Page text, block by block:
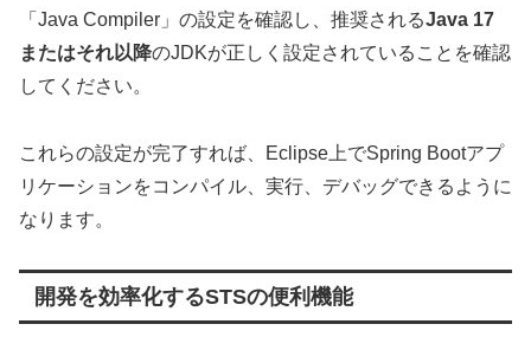
「Java Compiler」の設定を確認し、推奨されるJava 17
またはそれ以降のJDKが正しく設定されていることを確認
してください。
これらの設定が完了すれば、Eclipse上でSpring Bootアプ
リケーションをコンパイル、実行、デバッグできるように
なります。
開発を効率化するSTSの便利機能